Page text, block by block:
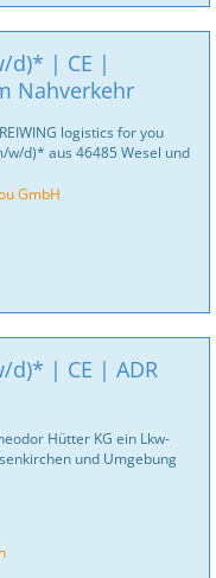
d)* | CE |
Nahverkehr
logistics for you
w/d)* aus 46485 Wesel und
GmbH
d)* | CE | ADR
Hütter KG ein Lkw-
und Umgebung